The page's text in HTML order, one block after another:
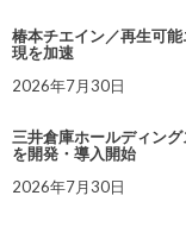
椿本チエイン／再生可
現を加速
2026年7月30日
三井倉庫ホールディン
を開発・導入開始
2026年7月30日